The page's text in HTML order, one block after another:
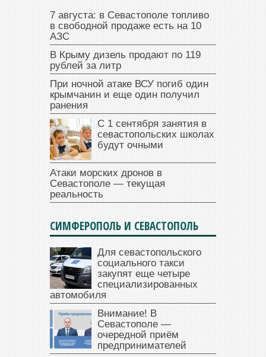
7 августа: в Севастополе топливо
в свободной продаже есть на 10
АЗС
В Крыму дизель продают по 119
рублей за литр
При ночной атаке ВСУ погиб один
крымчанин и еще один получил
ранения
С 1 сентября занятия в
севастопольских школах
будут очными
Атаки морских дронов в
Севастополе — текущая
реальность
СИМФЕРОПОЛЬ И СЕВАСТОПОЛЬ
Для севастопольского
социального такси
закупят еще четыре
специализированных
автомобиля
Внимание! В
Севастополе —
очередной приём
предпринимателей